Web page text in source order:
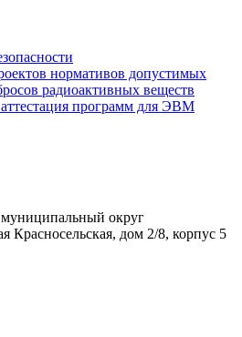
нормативов допустимых
радиоактивных веществ
программ для ЭВМ
муниципальный округ
Красносельская, дом 2/8, корпус 5